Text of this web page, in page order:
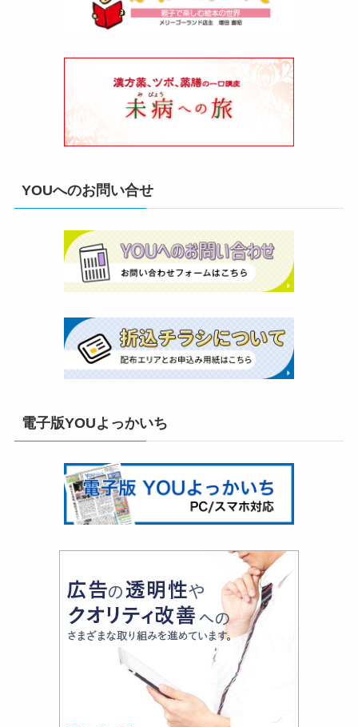
YOUへのお問い合せ
電子版YOUよっかいち